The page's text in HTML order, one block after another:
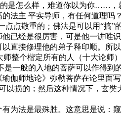
是怎么样，难道你以为你……
法主 平实导师，有任何道理吗？
点敬重的；佛法是可以用“搞”
已经是很厉害，可是他一讲唯
直接修理他的弟子释印顺。所
个楷定所有的人（十大论师
一般的入地的菩萨可以作得到
伽师地论》弥勒菩萨在论里面
损的；然后这种情况下，玄
法是最殊胜。这意思是说：窥